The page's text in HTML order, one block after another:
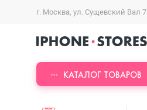
г. Москва, ул. Сущевский Вал 7
КАТАЛОГ ТОВАРОВ